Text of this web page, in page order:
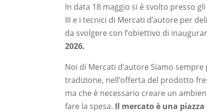
In data 18 maggio si è svolto presso
III e i tecnici di Mercati d’autore per
da svolgere con l’obiettivo di
2026.
Noi di Mercati d’autore Siamo
tradizione, nell’offerta del prodotto
ma che è necessario creare un
fare la spesa. Il mercato è una piazza